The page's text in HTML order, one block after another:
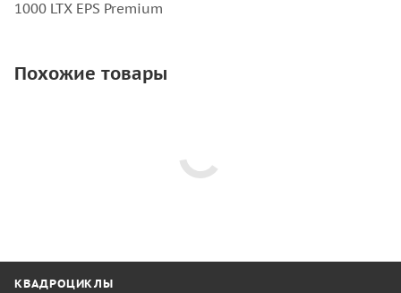
1000 LTX EPS Premium
Похожие товары
КВАДРОЦИКЛЫ